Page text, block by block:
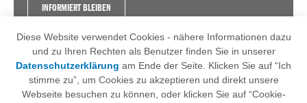
INFORMIERT BLEIBEN
IMPRESSUM
AGB
DATENSCHUTZERKLÄRUNG
Diese Website verwendet Cookies - nähere Informationen dazu
und zu Ihren Rechten als Benutzer finden Sie in unserer
Datenschutzerklärung am Ende der Seite. Klicken Sie auf “Ich
stimme zu”, um Cookies zu akzeptieren und direkt unsere
Webseite besuchen zu können, oder klicken Sie auf “Cookie-